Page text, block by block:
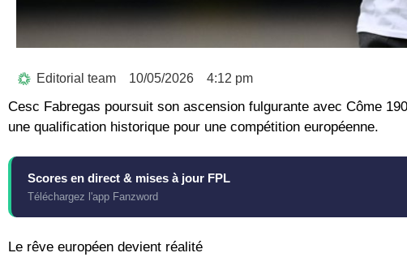
Editorial team 10/05/2026 4:12 pm
Cesc Fabregas poursuit son ascension fulgurante avec Côme
une qualification historique pour une compétition européenne.
Scores en direct & mises à jour FPL
Téléchargez l'app Fanzword
Le rêve européen devient réalité